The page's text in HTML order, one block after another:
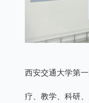
西安交通大学第
疗、教学、科研